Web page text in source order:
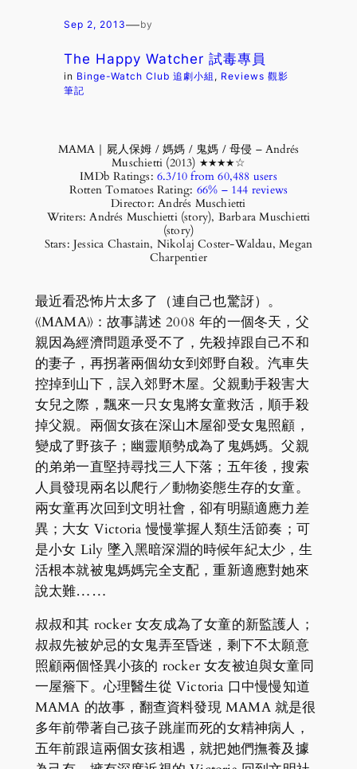
Sep 2, 2013—by
The Happy Watcher 試毒專員
in Binge-Watch Club 追劇小組 , Reviews 觀影
筆記
MAMA｜屍人保姆 / 媽媽 / 鬼媽 / 母侵 – Andrés
Muschietti (2013) ★★★★☆
IMDb Ratings: 6.3/10 from 60,488 users
Rotten Tomatoes Rating: 66% – ‎144 reviews
Director: Andrés Muschietti
Writers: Andrés Muschietti (story), Barbara Muschietti
(story)
Stars: Jessica Chastain, Nikolaj Coster-Waldau, Megan
Charpentier
最近看恐怖片太多了（連自己也驚訝）。
《MAMA》：故事講述 2008 年的一個冬天，父
親因為經濟問題承受不了，先殺掉跟自己不和
的妻子，再拐著兩個幼女到郊野自殺。汽車失
控掉到山下，誤入郊野木屋。父親動手殺害大
女兒之際，飄來一只女鬼將女童救活，順手殺
掉父親。兩個女孩在深山木屋卻受女鬼照顧，
變成了野孩子；幽靈順勢成為了鬼媽媽。父親
的弟弟一直堅持尋找三人下落；五年後，搜索
人員發現兩名以爬行／動物姿態生存的女童。
兩女童再次回到文明社會，卻有明顯適應力差
異；大女 Victoria 慢慢掌握人類生活節奏；可
是小女 Lily 墜入黑暗深淵的時候年紀太少，生
活根本就被鬼媽媽完全支配，重新適應對她來
說太難……
叔叔和其 rocker 女友成為了女童的新監護人；
叔叔先被妒忌的女鬼弄至昏迷，剩下不太願意
照顧兩個怪異小孩的 rocker 女友被迫與女童同
一屋簷下。心理醫生從 Victoria 口中慢慢知道
MAMA 的故事，翻查資料發現 MAMA 就是很
多年前帶著自己孩子跳崖而死的女精神病人，
五年前跟這兩個女孩相遇，就把她們撫養及據